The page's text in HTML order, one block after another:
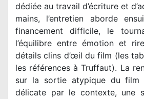
dédiée au travail d’écriture et
mains, l’entretien aborde
financement difficile, le
l’équilibre entre émotion et
détails clins d’œil du film (les
les références à Truffaut). La
sur la sortie atypique du film
délicate par le contexte, une